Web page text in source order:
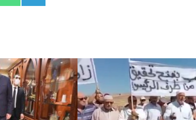
on
on